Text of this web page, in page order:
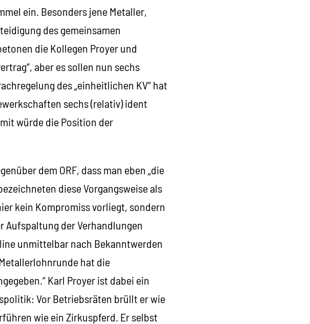
ein. Besonders jene Metaller,
des gemeinsamen
die Kollegen Proyer und
aber es sollen nun sechs
des „einheitlichen KV“ hat
sechs (relativ) ident
würde die Position der
dem ORF, dass man eben „die
diese Vorgangsweise als
kein Kompromiss vorliegt, sondern
Aufspaltung der Verhandlungen
unmittelbar nach Bekanntwerden
hat die
Karl Proyer ist dabei ein
Vor Betriebsräten brüllt er wie
wie ein Zirkuspferd. Er selbst